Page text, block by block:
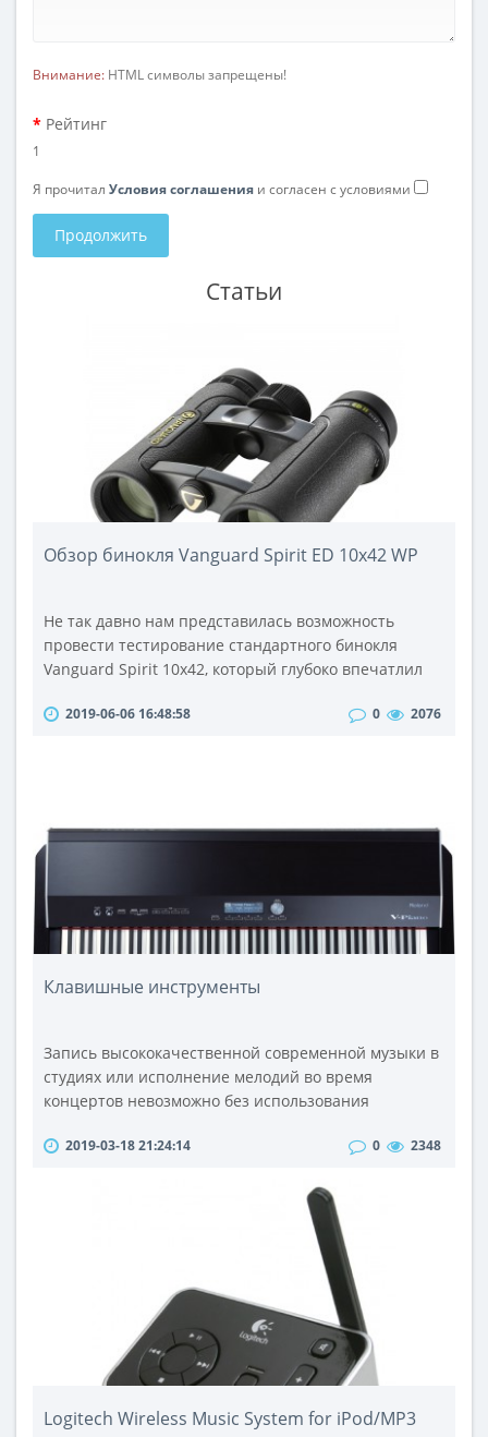
Внимание: HTML символы запрещены!
Рейтинг
1
Я прочитал Условия соглашения и согласен с условиями
Продолжить
Статьи
Обзор бинокля Vanguard Spirit ED 10x42 WP
Не так давно нам представилась возможность
провести тестирование стандартного бинокля
Vanguard Spirit 10x42, который глубоко впечатлил
торговой марки, и в самом деле, могут обладать
2019-06-06 16:48:58 0 2076
Клавишные инструменты
Запись высококачественной современной музыки в
студиях или исполнение мелодий во время
концертов невозможно без использования
рынок предлагает богатейший ассортимент этих
удовлетворить запросы как начинающих, так и
профессиональных исполнителей. Без проблем
можно купить продукцию Korg, Yamaha, Akai, Mackie,
2019-03-18 21:24:14 0 2348
Logitech Wireless Music System for iPod/МР3